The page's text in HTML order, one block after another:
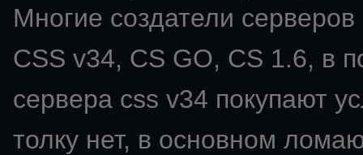
Многие создатели
CSS v34, CS GO, CS 1.6, в
сервера css v34 покупают
толку нет, в основном